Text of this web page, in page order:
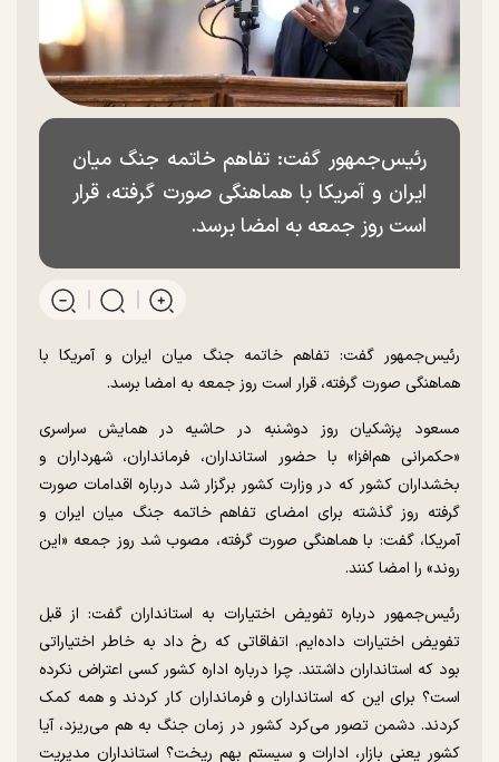
رئیس‌جمهور گفت: تفاهم خاتمه جنگ میان
ایران و آمریکا با هماهنگی صورت گرفته، قرار
است روز جمعه به امضا برسد.
رئیس‌جمهور گفت: تفاهم خاتمه جنگ میان ایران و آمریکا با
هماهنگی صورت گرفته، قرار است روز جمعه به امضا برسد.
مسعود پزشکیان روز دوشنبه در حاشیه در همایش سراسری
«حکمرانی هم‌افزا» با حضور استانداران، فرمانداران، شهرداران و
بخشداران کشور که در وزارت کشور برگزار شد درباره اقدامات صورت
گرفته روز گذشته برای امضای تفاهم خاتمه جنگ میان ایران و
آمریکا، گفت: با هماهنگی صورت گرفته، مصوب شد روز جمعه «این
روند» را امضا کنند.
رئیس‌جمهور درباره تفویض اختیارات به استانداران گفت: از قبل
تفویض اختیارات داده‌ایم. اتفاقاتی که رخ داد به خاطر اختیاراتی
بود که استانداران داشتند. چرا درباره اداره کشور کسی اعتراض نکرده
است؟ برای این که استانداران و فرمانداران کار کردند و همه کمک
کردند. دشمن تصور می‌کرد کشور در زمان جنگ به هم می‌ریزد، آیا
کشور یعنی بازار، ادارات و سیستم بهم ریخت؟ استانداران مدیریت